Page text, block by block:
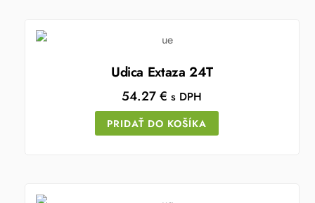
Udica Extaza 24T
54.27€ s DPH
PRIDAŤ DO KOŠÍKA